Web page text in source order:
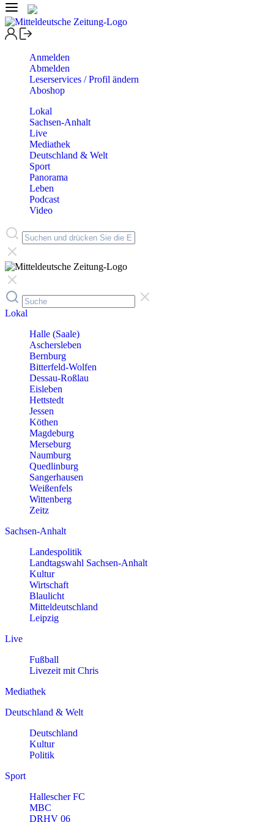
Anmelden
Abmelden
Leserservices / Profil ändern
Aboshop
Lokal
Sachsen-Anhalt
Live
Mediathek
Deutschland & Welt
Sport
Panorama
Leben
Podcast
Video
Lokal
Halle (Saale)
Aschersleben
Bernburg
Bitterfeld-Wolfen
Dessau-Roßlau
Eisleben
Hettstedt
Jessen
Köthen
Magdeburg
Merseburg
Naumburg
Quedlinburg
Sangerhausen
Weißenfels
Wittenberg
Zeitz
Sachsen-Anhalt
Landespolitik
Landtagswahl Sachsen-Anhalt
Kultur
Wirtschaft
Blaulicht
Mitteldeutschland
Leipzig
Live
Fußball
Livezeit mit Chris
Mediathek
Deutschland & Welt
Deutschland
Kultur
Politik
Sport
Hallescher FC
MBC
DRHV 06